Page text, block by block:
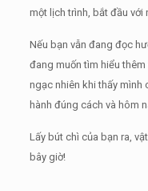
một lịch trình, bắt đầu với
Nếu bạn vẫn đang đọc
đang muốn tìm hiểu
ngạc nhiên khi thấy mình
hành đúng cách và hôm
Lấy bút chì của bạn ra,
bây giờ!